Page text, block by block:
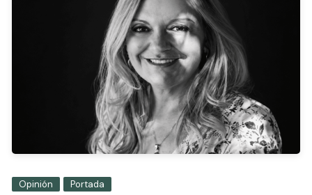
Opinión Portada